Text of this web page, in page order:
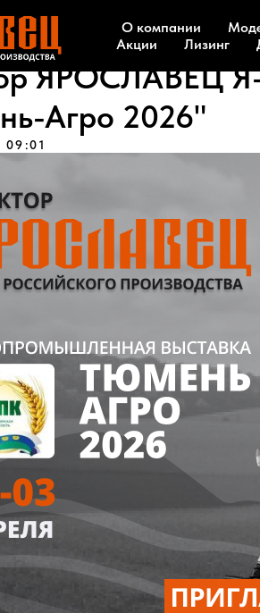
О компании
Акции
Лизинг
ЯРОСЛАВЕЦ
Агро 2026"